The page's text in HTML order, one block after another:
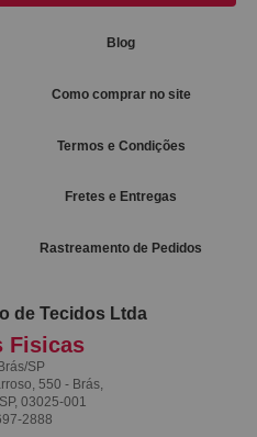
Blog
Como comprar no site
Termos e Condições
Fretes e Entregas
Rastreamento de Pedidos
de Tecidos Ltda
Fisicas
SP
550 - Brás,
03025-001
2888